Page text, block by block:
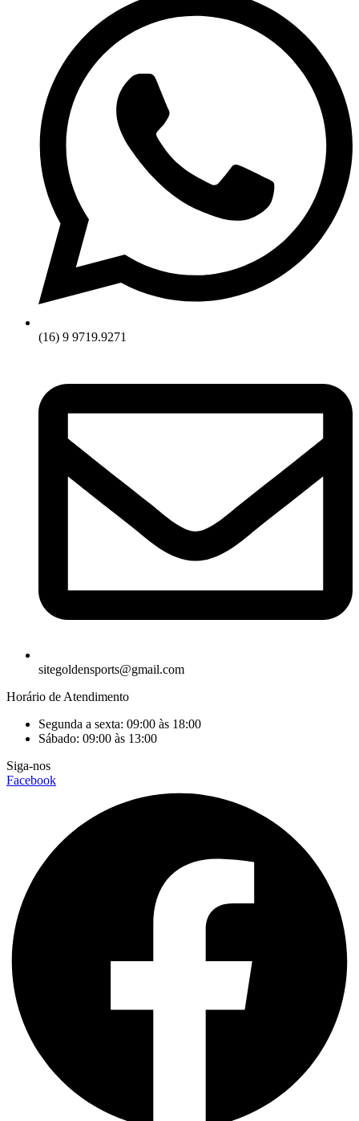
(16) 9 9719.9271
sitegoldensports@gmail.com
Horário de Atendimento
Segunda a sexta: 09:00 às 18:00
Sábado: 09:00 às 13:00
Siga-nos
Facebook